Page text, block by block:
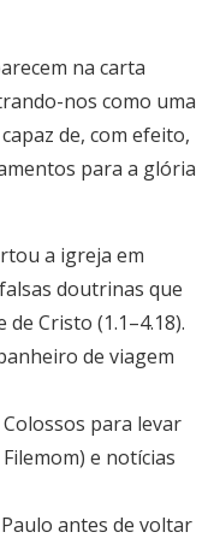
na carta
nos como uma
de, com efeito,
para a glória
a igreja em
doutrinas que
Cristo (1.1–4.18).
de viagem
para levar
e notícias
antes de voltar